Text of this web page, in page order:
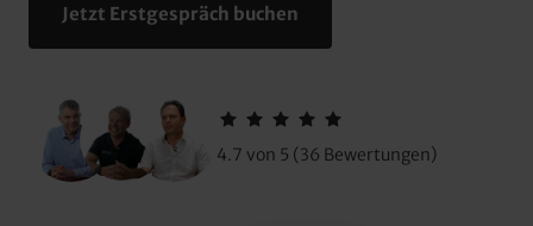
Jetzt Erstgespräch buchen
4.7 von 5 (36 Bewertungen)